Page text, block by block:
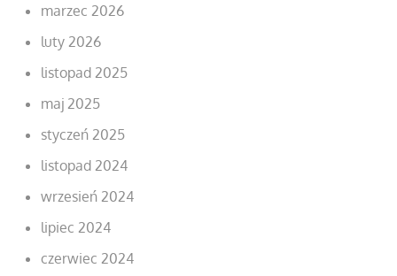
marzec 2026
luty 2026
listopad 2025
maj 2025
styczeń 2025
listopad 2024
wrzesień 2024
lipiec 2024
czerwiec 2024